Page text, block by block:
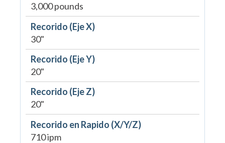
3,000 pounds
Recorido (Eje X)
30"
Recorido (Eje Y)
20"
Recorido (Eje Z)
20"
Recorido en Rapido (X/Y/Z)
710 ipm